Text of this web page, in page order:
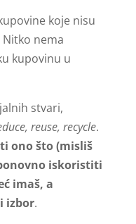
koje nisu
Nitko nema
kupovinu u
stvari,
reuse, recycle.
ono što (misliš
iskoristiti
imaš, a
izbor.